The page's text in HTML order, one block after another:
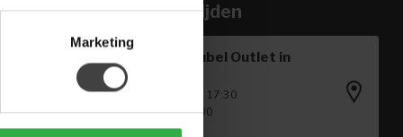
Marketing
Openingstijden
Houten Meubel Outlet in
Winkel
Ma - Vr: 09:00 - 17:30
Za: 09:00 - 17:00
Zo: Gesloten